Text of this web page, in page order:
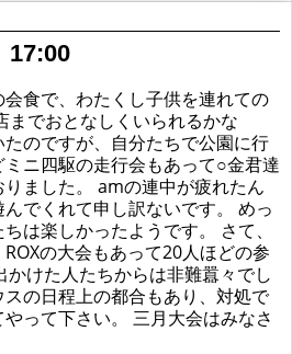
17:00
食で、わたくし子供を連れての
までおとなしくいられるかな
のですが、自分たちで公園に行
ニ四駆の走行会もあって○金君達
ました。 amの連中が疲れたん
でくれて申し訳ないです。 めっ
は楽しかったようです。 さて、
の大会もあって20人ほどの参
かけた人たちからは非難囂々でし
の日程上の都合もあり、対処で
って下さい。 三月大会はみなさ